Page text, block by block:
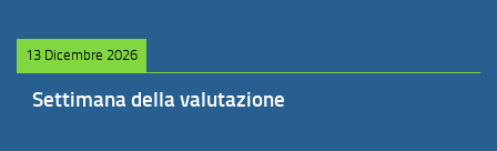
13 Dicembre 2026
Settimana della valutazione